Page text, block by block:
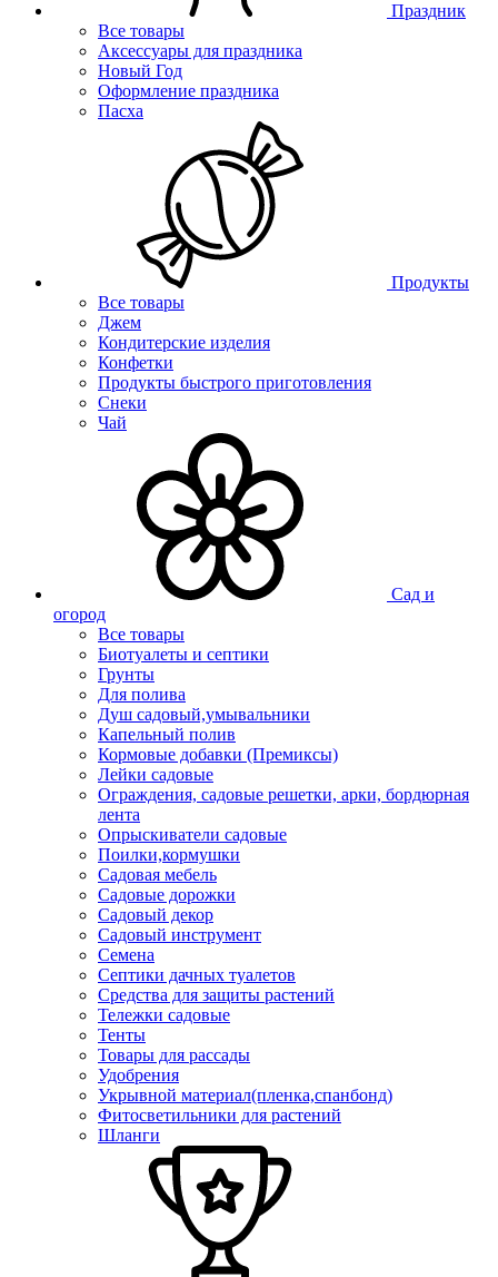
Праздник
Все товары
Аксессуары для праздника
Новый Год
Оформление праздника
Пасха
Продукты
Все товары
Джем
Кондитерские изделия
Конфетки
Продукты быстрого приготовления
Снеки
Чай
Сад и
огород
Все товары
Биотуалеты и септики
Грунты
Для полива
Душ садовый,умывальники
Капельный полив
Кормовые добавки (Премиксы)
Лейки садовые
Ограждения, садовые решетки, арки, бордюрная
лента
Опрыскиватели садовые
Поилки,кормушки
Садовая мебель
Садовые дорожки
Садовый декор
Садовый инструмент
Семена
Септики дачных туалетов
Средства для защиты растений
Тележки садовые
Тенты
Товары для рассады
Удобрения
Укрывной материал(пленка,спанбонд)
Фитосветильники для растений
Шланги